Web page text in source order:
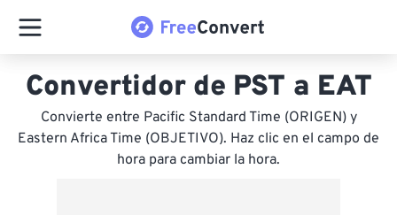
Convertidor de PST a EAT
Convierte entre Pacific Standard Time (ORIGEN) y
Eastern Africa Time (OBJETIVO). Haz clic en el campo de
hora para cambiar la hora.